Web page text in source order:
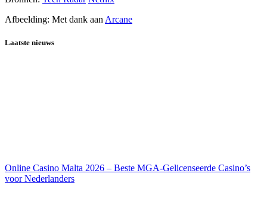
Afbeelding: Met dank aan Arcane
Laatste nieuws
Online Casino Malta 2026 – Beste MGA-Gelicenseerde Casino’s
voor Nederlanders